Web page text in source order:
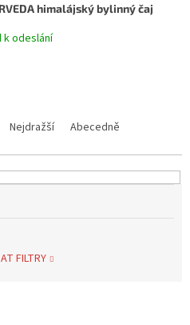
himalájský bylinný čaj
k odeslání
Nejdražší Abecedně
FILTRY